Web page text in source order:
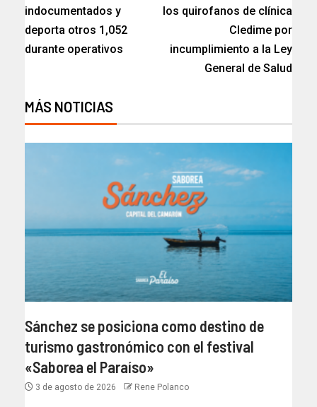
indocumentados y
deporta otros 1,052
durante operativos
los quirofanos de clínica
Cledime por
incumplimiento a la Ley
General de Salud
MÁS NOTICIAS
Sánchez se posiciona como destino de
turismo gastronómico con el festival
«Saborea el Paraíso»
3 de agosto de 2026 Rene Polanco